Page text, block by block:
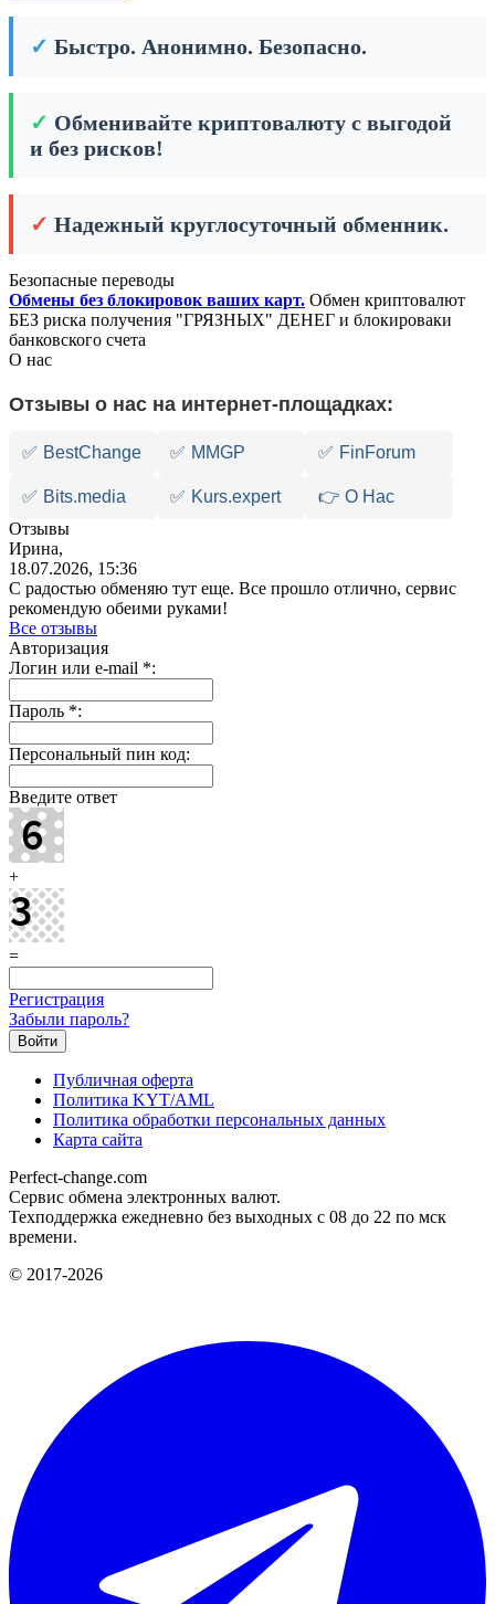
✓ Быстро. Анонимно. Безопасно.
✓ Обменивайте криптовалюту с выгодой
и без рисков!
✓ Надежный круглосуточный обменник.
Безопасные переводы
Обмены без блокировок ваших карт. Обмен криптовалют
БЕЗ риска получения "ГРЯЗНЫХ" ДЕНЕГ и блокироваки
банковского счета
О нас
Отзывы о нас на интернет-площадках:
✅ BestChange ✅ MMGP ✅ FinForum
✅ Bits.media ✅ Kurs.expert
👉 О Нас
Отзывы
Ирина,
18.07.2026, 15:36
С радостью обменяю тут еще. Все прошло отлично, сервис
рекомендую обеими руками!
Все отзывы
Авторизация
Логин или e-mail *:
Пароль *:
Персональный пин код:
Введите ответ
+
=
Регистрация
Забыли пароль?
Публичная оферта
Политика KYT/AML
Политика обработки персональных данных
Карта сайта
Perfect-change.com
Сервис обмена электронных валют.
Техподдержка ежедневно без выходных с 08 до 22 по мск
времени.
© 2017-2026